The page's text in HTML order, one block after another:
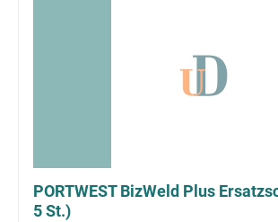
PORTWEST BizWeld Plus
5 St.)